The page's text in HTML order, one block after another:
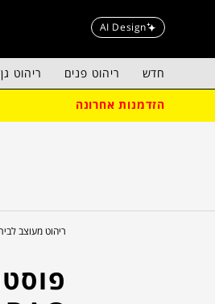
AI Design
חדש ריהוט פנים ריהוט גן
הזדמנות אחרונה
ריהוט מעוצב